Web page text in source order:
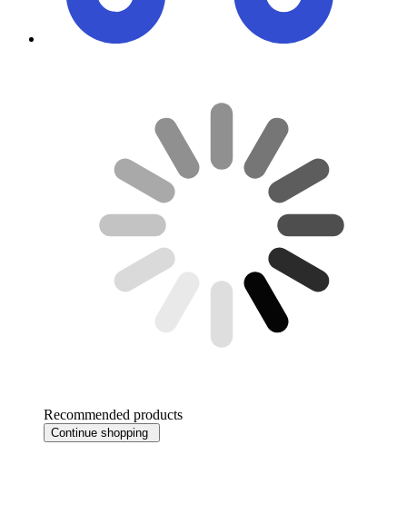
Recommended products
Continue shopping